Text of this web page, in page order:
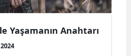
Yaşamanın Anahtarı